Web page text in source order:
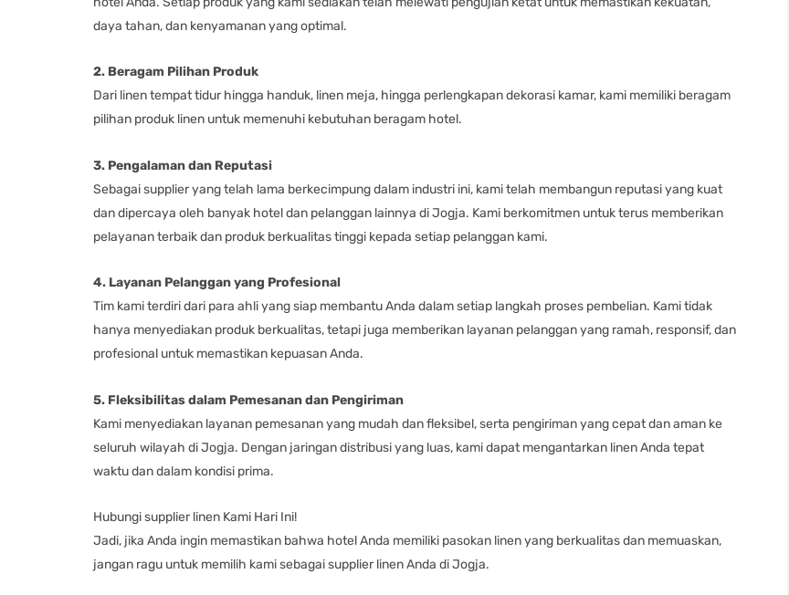
daya tahan, dan kenyamanan yang optimal.
2. Beragam Pilihan Produk
Dari linen tempat tidur hingga handuk, linen meja, hingga perlengkapan dekorasi kamar, kami memiliki beragam
pilihan produk linen untuk memenuhi kebutuhan beragam hotel.
3. Pengalaman dan Reputasi
Sebagai supplier yang telah lama berkecimpung dalam industri ini, kami telah membangun reputasi yang kuat
dan dipercaya oleh banyak hotel dan pelanggan lainnya di Jogja. Kami berkomitmen untuk terus memberikan
pelayanan terbaik dan produk berkualitas tinggi kepada setiap pelanggan kami.
4. Layanan Pelanggan yang Profesional
Tim kami terdiri dari para ahli yang siap membantu Anda dalam setiap langkah proses pembelian. Kami tidak
hanya menyediakan produk berkualitas, tetapi juga memberikan layanan pelanggan yang ramah, responsif, dan
profesional untuk memastikan kepuasan Anda.
5. Fleksibilitas dalam Pemesanan dan Pengiriman
Kami menyediakan layanan pemesanan yang mudah dan fleksibel, serta pengiriman yang cepat dan aman ke
seluruh wilayah di Jogja. Dengan jaringan distribusi yang luas, kami dapat mengantarkan linen Anda tepat
waktu dan dalam kondisi prima.
Hubungi supplier linen Kami Hari Ini!
Jadi, jika Anda ingin memastikan bahwa hotel Anda memiliki pasokan linen yang berkualitas dan memuaskan,
jangan ragu untuk memilih kami sebagai supplier linen Anda di Jogja.